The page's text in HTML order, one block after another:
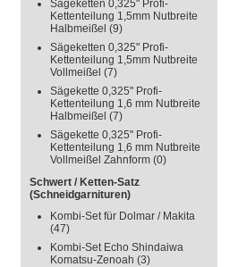
Sägeketten 0,325" Profi-
Kettenteilung 1,5mm Nutbreite
Halbmeißel (9)
Sägeketten 0,325" Profi-
Kettenteilung 1,5mm Nutbreite
Vollmeißel (7)
Sägekette 0,325" Profi-
Kettenteilung 1,6 mm Nutbreite
Halbmeißel (7)
Sägekette 0,325" Profi-
Kettenteilung 1,6 mm Nutbreite
Vollmeißel Zahnform (0)
Schwert / Ketten-Satz
(Schneidgarnituren)
Kombi-Set für Dolmar / Makita
(47)
Kombi-Set Echo Shindaiwa
Komatsu-Zenoah (3)